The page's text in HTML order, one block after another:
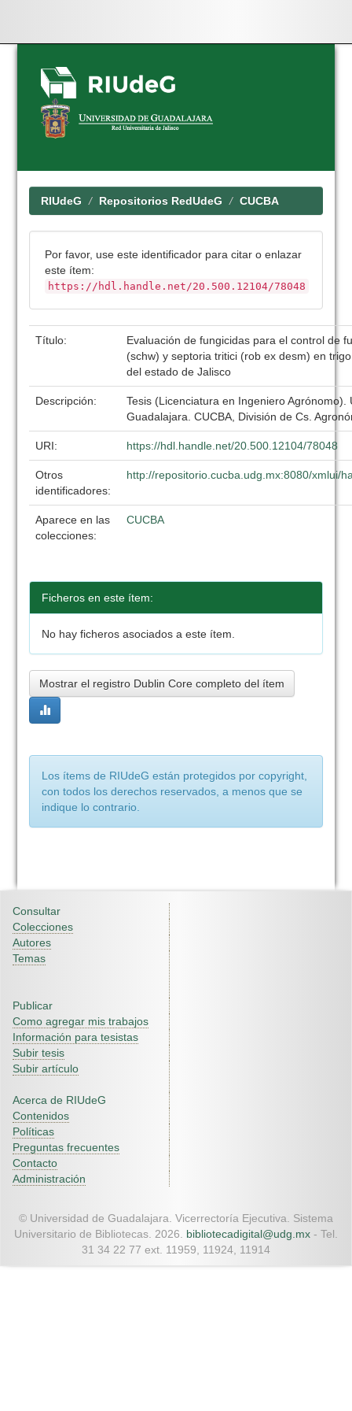
Skip
navigation
RIUdeG Repositorios RedUdeG CUCBA
Por favor, use este identificador para citar o enlazar
este ítem:
https://hdl.handle.net/20.500.12104/78048
Título:
Evaluación de fungicidas para el control de
(schw) y septoria tritici (rob ex desm) en
del estado de Jalisco
Descripción:
Tesis (Licenciatura en Ingeniero Agrónomo).
Guadalajara. CUCBA, División de Cs.
URI: https://hdl.handle.net/20.500.12104/78048
Otros
identificadores:
http://repositorio.cucba.udg.mx:8080/xmlui/
Aparece en las
colecciones:
CUCBA
Ficheros en este ítem:
No hay ficheros asociados a este ítem.
Mostrar el registro Dublin Core completo del ítem
Los ítems de RIUdeG están protegidos por copyright,
con todos los derechos reservados, a menos que se
indique lo contrario.
Consultar
Colecciones
Autores
Temas
Publicar
Como agregar mis trabajos
Información para tesistas
Subir tesis
Subir artículo
Acerca de RIUdeG
Contenidos
Políticas
Preguntas frecuentes
Contacto
Administración
© Universidad de Guadalajara. Vicerrectoría Ejecutiva. Sistema
Universitario de Bibliotecas. 2026. bibliotecadigital@udg.mx - Tel.
31 34 22 77 ext. 11959, 11924, 11914